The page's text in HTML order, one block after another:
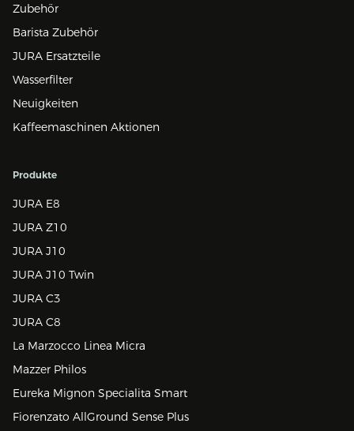
Zubehör
Barista Zubehör
JURA Ersatzteile
Wasserfilter
Neuigkeiten
Kaffeemaschinen Aktionen
Produkte
JURA E8
JURA Z10
JURA J10
JURA J10 Twin
JURA C3
JURA C8
La Marzocco Linea Micra
Mazzer Philos
Eureka Mignon Specialita Smart
Fiorenzato AllGround Sense Plus